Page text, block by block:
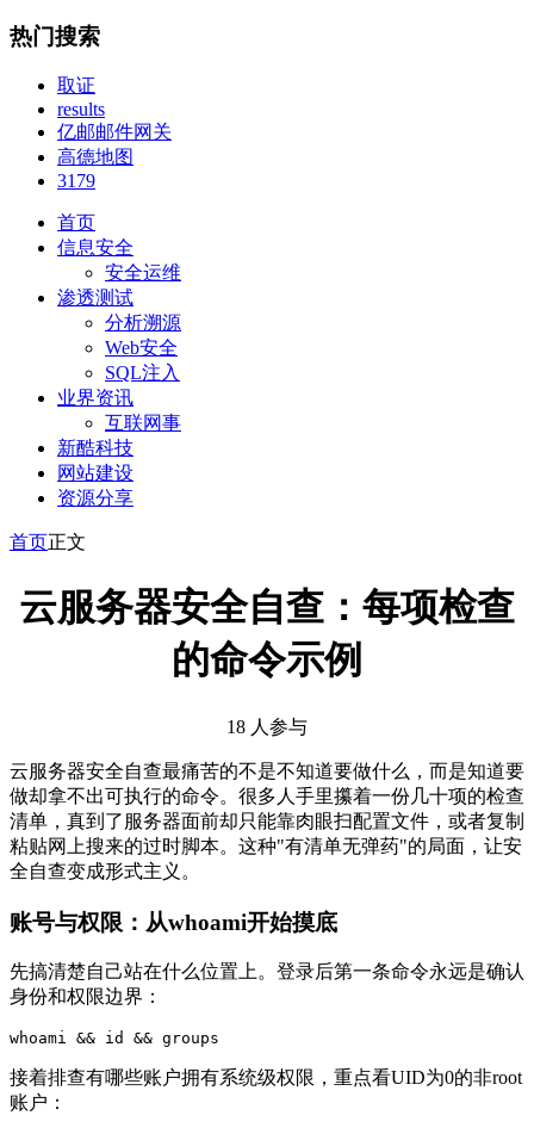
热门搜索
取证
results
亿邮邮件网关
高德地图
3179
首页
信息安全
安全运维
渗透测试
分析溯源
Web安全
SQL注入
业界资讯
互联网事
新酷科技
网站建设
资源分享
首页正文
云服务器安全自查：每项检查
的命令示例
18 人参与
云服务器安全自查最痛苦的不是不知道要做什么，而是知道要
做却拿不出可执行的命令。很多人手里攥着一份几十项的检查
清单，真到了服务器面前却只能靠肉眼扫配置文件，或者复制
粘贴网上搜来的过时脚本。这种"有清单无弹药"的局面，让安
全自查变成形式主义。
账号与权限：从whoami开始摸底
先搞清楚自己站在什么位置上。登录后第一条命令永远是确认
身份和权限边界：
whoami && id && groups
接着排查有哪些账户拥有系统级权限，重点看UID为0的非root
账户：